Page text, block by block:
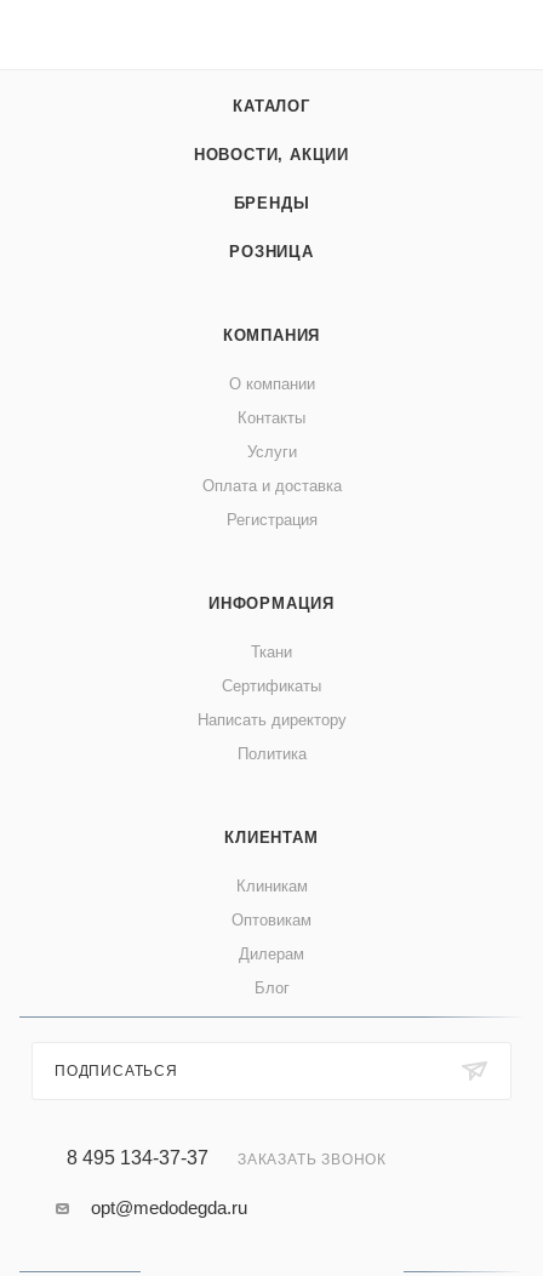
КАТАЛОГ
НОВОСТИ, АКЦИИ
БРЕНДЫ
РОЗНИЦА
КОМПАНИЯ
О компании
Контакты
Услуги
Оплата и доставка
Регистрация
ИНФОРМАЦИЯ
Ткани
Сертификаты
Написать директору
Политика
КЛИЕНТАМ
Клиникам
Оптовикам
Дилерам
Блог
ПОДПИСАТЬСЯ
8 495 134-37-37 ЗАКАЗАТЬ ЗВОНОК
opt@medodegda.ru